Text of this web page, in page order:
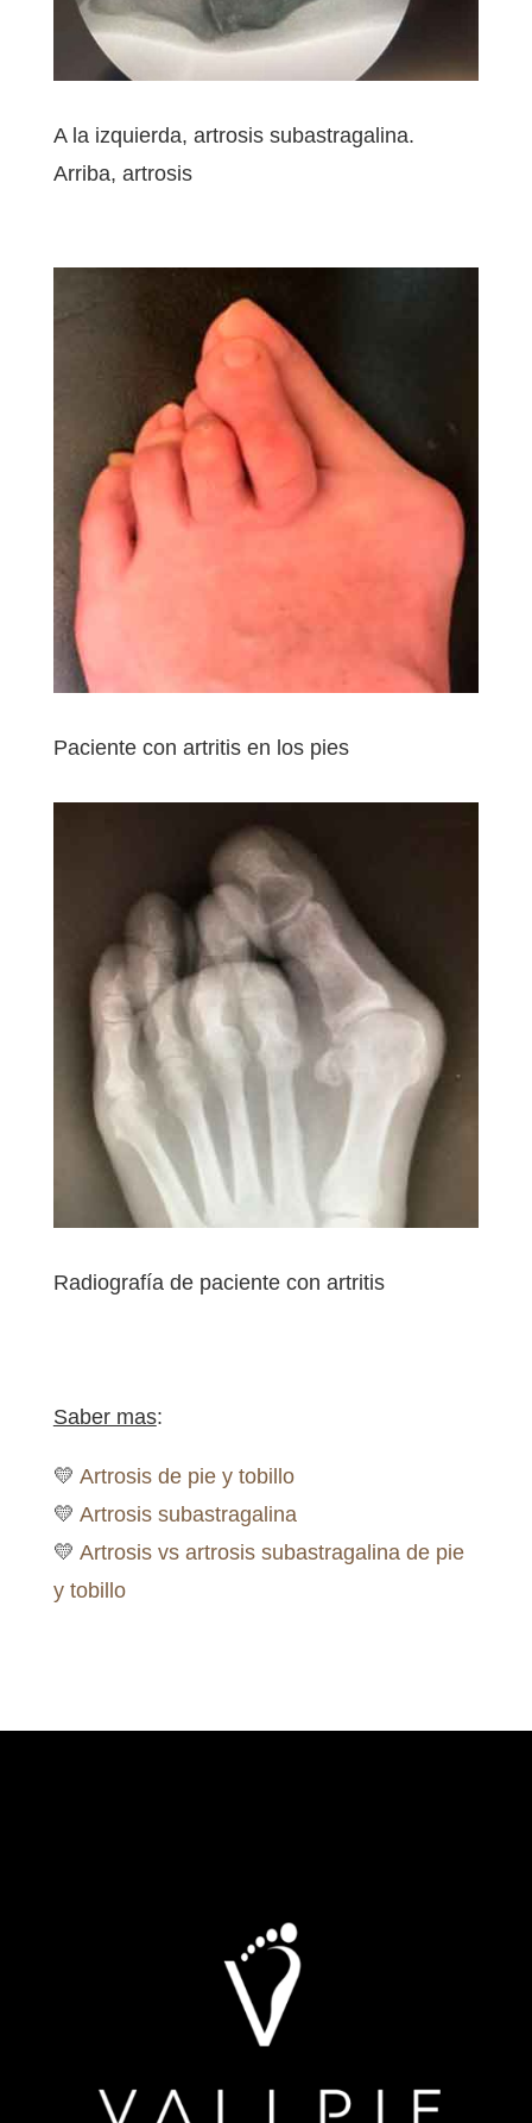
A la izquierda, artrosis subastragalina.
Arriba, artrosis
Paciente con artritis en los pies
Radiografía de paciente con artritis
Saber mas:
💛 Artrosis de pie y tobillo
💛 Artrosis subastragalina
💛 Artrosis vs artrosis subastragalina de pie
y tobillo